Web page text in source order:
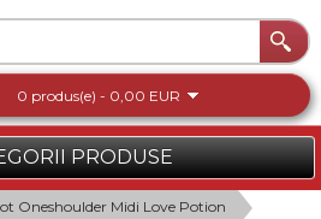
0 produs(e) - 0,00 EUR
PRODUSE
Oneshoulder Midi Love Potion